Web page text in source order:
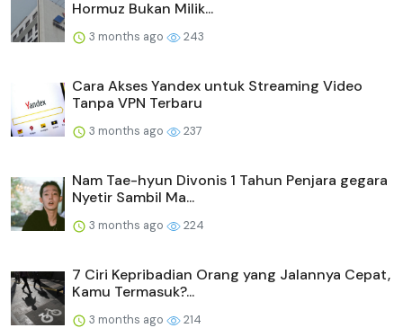
Hormuz Bukan Milik...
3 months ago 243
Cara Akses Yandex untuk Streaming Video
Tanpa VPN Terbaru
3 months ago 237
Nam Tae-hyun Divonis 1 Tahun Penjara gegara
Nyetir Sambil Ma...
3 months ago 224
7 Ciri Kepribadian Orang yang Jalannya Cepat,
Kamu Termasuk?...
3 months ago 214